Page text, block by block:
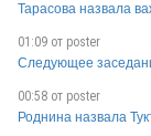
RUS
Тарасова назвала
01:09 от poster
Следующее
00:58 от poster
Роднина назвала